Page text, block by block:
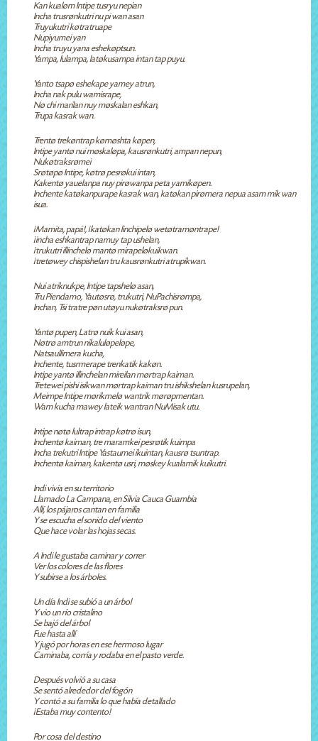
Kan kualøm Intipe tusryu nepian
Incha trusrønkutri nu pi wan asan
Truyukutri køtratruape
Nupiyumei yan
Incha truyu yana eshekøptsun.
Yampa, lulampa, latøkusampa intan tap puyu.
Yanto tsapø eshekape yamey atrun,
Incha nak pulu wamisrape,
Nø chi marilan nuy møskalan eshkan,
Trupa kasrak wan.
Trentø trekøntrap kømøshta køpen,
Intipe yantø nui møskaløpa, kausrønkutri, ampan nepun,
Nukøtraksrømei
Srøtøpø Intipe, køtrø pesrøkui intan,
Kakentø yauelanpa nuy pirøwanpa peta yamikøpen.
Inchente katøkanpurape kasrak wan, katøkan pirømera nepua asam mik wan
isua.
¡Mamita, papá!, ¡katøkan linchipelø wetøtramøntrape!
¡incha eshkantrap namuy tap ushelan,
¡trukutri illinchelø mantø mirapeløkuikwan.
¡tretøwey chispishelan tru kausrønkutri atrupikwan.
Nui atriknukpe, Intipe tapshelø asan,
Tru Piendamo, Yautøsrø, trukutri, NuPachisrømpa,
Inchan, Tsi tratre pøn utøyu nukøtraksrø pun.
Yantø pupen, Latrø nuik kui asan,
Nøtrø amtrun nikaluløpeløpe,
Natsaullimera kucha,
Inchente, tusrmerape trenkatik kakøn.
Intipe yantø illinchelan mireilan mørtrap kaiman.
Tretewei pishi isikwan mørtrap kaiman tru ishikshelan kusrupelan,
Meimpe Intipe mørikmelø wantrik mørøpmentan.
Wam kucha mawey lateik wantran NuMisak utu.
Intipe nøtø lultrap intrap køtrø isun,
Inchentø kaiman, tre maramkei pesrøtik kuimpa
Incha trekutri Intipe Yastaumei ikuintan, kausrø tsuntrap.
Inchentø kaiman, kakentø usri, møskey kualamik kuikutri.
Indi vivía en su territorio
Llamado La Campana, en Silvia Cauca Guambia
Allí, los pájaros cantan en familia
Y se escucha el sonido del viento
Que hace volar las hojas secas.
A Indi le gustaba caminar y correr
Ver los colores de las flores
Y subirse a los árboles.
Un día Indi se subió a un árbol
Y vio un río cristalino
Se bajó del árbol
Fue hasta allí
Y jugó por horas en ese hermoso lugar
Caminaba, corría y rodaba en el pasto verde.
Después volvió a su casa
Se sentó alrededor del fogón
Y contó a su familia lo que había detallado
¡Estaba muy contento!
Por cosa del destino